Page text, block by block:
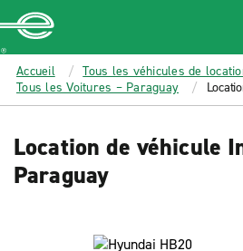
MAIN
CONTENT
Enterprise
Accueil
Tous les véhicules de
Tous les Voitures – Paraguay
Location de véhicule
Paraguay